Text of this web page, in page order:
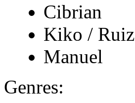
Cibrian
Kiko / Ruiz
Manuel
Genres: